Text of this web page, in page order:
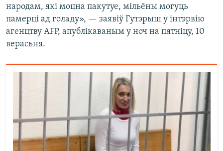
народам, які моцна пакутуе, мільёны могуць
памерці ад голаду», — заявіў Гутэрыш у інтэрвію
агенцтву AFP, апублікаваным у ноч на пятніцу, 10
верасьня.